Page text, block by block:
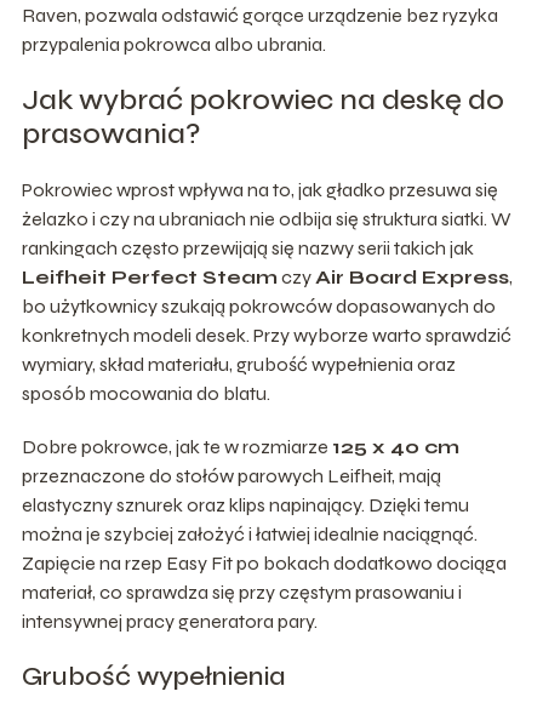
Raven, pozwala odstawić gorące urządzenie bez ryzyka
przypalenia pokrowca albo ubrania.
Jak wybrać pokrowiec na deskę do
prasowania?
Pokrowiec wprost wpływa na to, jak gładko przesuwa się
żelazko i czy na ubraniach nie odbija się struktura siatki. W
rankingach często przewijają się nazwy serii takich jak
Leifheit Perfect Steam czyAir Board Express,
bo użytkownicy szukają pokrowców dopasowanych do
konkretnych modeli desek. Przy wyborze warto sprawdzić
wymiary, skład materiału, grubość wypełnienia oraz
sposób mocowania do blatu.
Dobre pokrowce, jak te w rozmiarze 125 x 40 cm
przeznaczone do stołów parowych Leifheit, mają
elastyczny sznurek oraz klips napinający. Dzięki temu
można je szybciej założyć i łatwiej idealnie naciągnąć.
Zapięcie na rzep Easy Fit po bokach dodatkowo dociąga
materiał, co sprawdza się przy częstym prasowaniu i
intensywnej pracy generatora pary.
Grubość wypełnienia